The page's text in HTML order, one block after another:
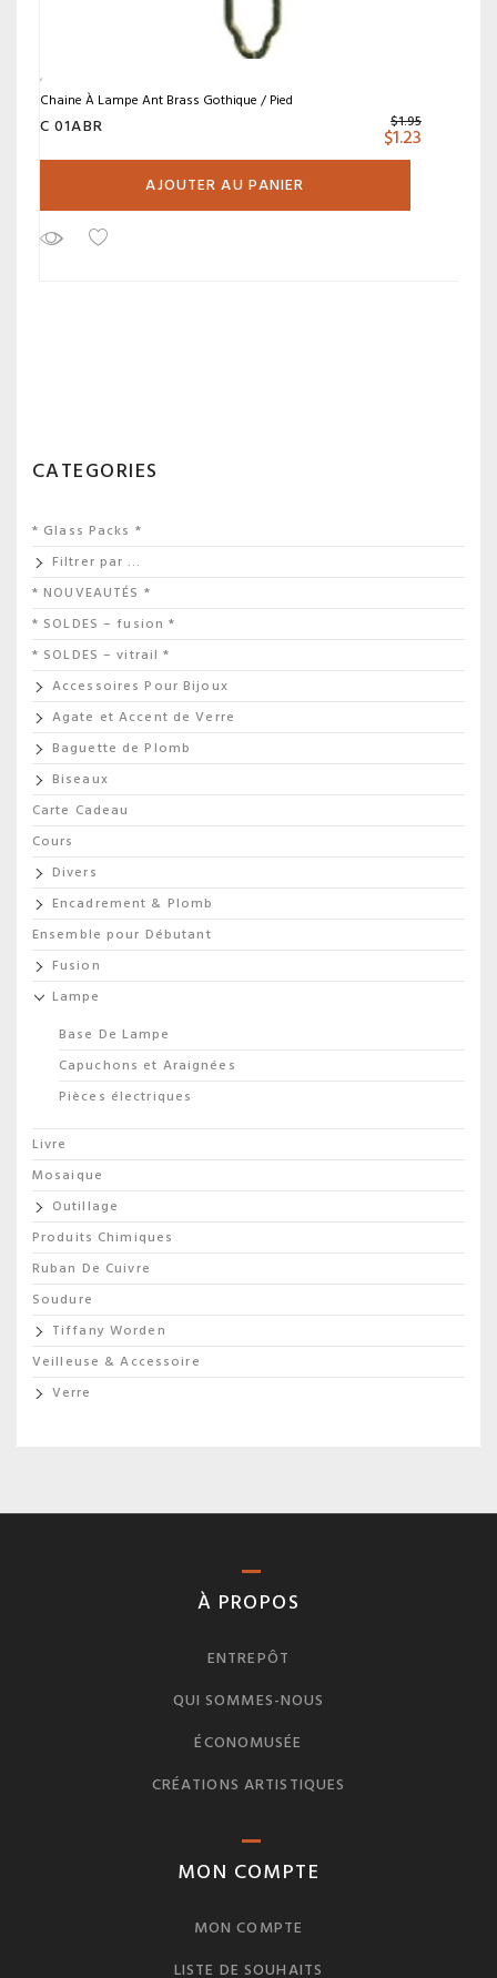
Chaine À Lampe Ant Brass Gothique / Pied
C 01ABR $1.95
$1.23
AJOUTER AU PANIER
CATEGORIES
* Glass Packs *
Filtrer par …
* NOUVEAUTÉS *
* SOLDES – fusion *
* SOLDES – vitrail *
Accessoires Pour Bijoux
Agate et Accent de Verre
Baguette de Plomb
Biseaux
Carte Cadeau
Cours
Divers
Encadrement & Plomb
Ensemble pour Débutant
Fusion
Lampe
Base De Lampe
Capuchons et Araignées
Pièces électriques
Livre
Mosaique
Outillage
Produits Chimiques
Ruban De Cuivre
Soudure
Tiffany Worden
Veilleuse & Accessoire
Verre
À PROPOS
ENTREPÔT
QUI SOMMES-NOUS
ÉCONOMUSÉE
CRÉATIONS ARTISTIQUES
MON COMPTE
MON COMPTE
LISTE DE SOUHAITS